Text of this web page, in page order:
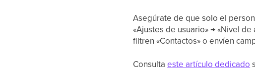
Asegúrate de que solo el
«Ajustes de usuario» → «Nivel
filtren «Contactos» o envíen
Consultaeste artículo dedicado